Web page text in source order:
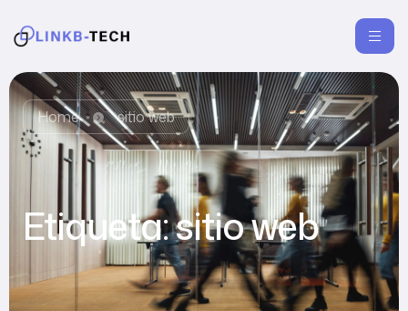
Home sitio web
Etiqueta:sitio web